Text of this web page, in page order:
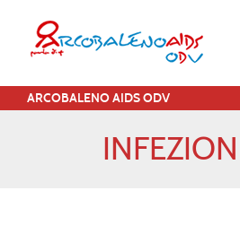
ARCOBALENO AIDS ODV